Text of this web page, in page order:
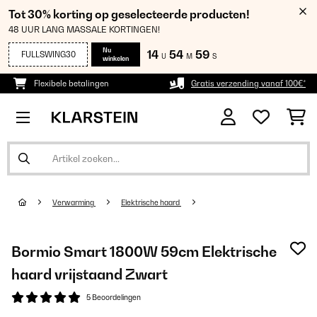
Tot 30% korting op geselecteerde producten!
48 UUR LANG MASSALE KORTINGEN!
FULLSWING30
Nu
winkelen
14 U 54 M 59 S
Flexibele betalingen Gratis verzending vanaf 100€*
Verwarming Elektrische haard
Bormio Smart 1800W 59cm Elektrische
haard vrijstaand​ Zwart
5 Beoordelingen